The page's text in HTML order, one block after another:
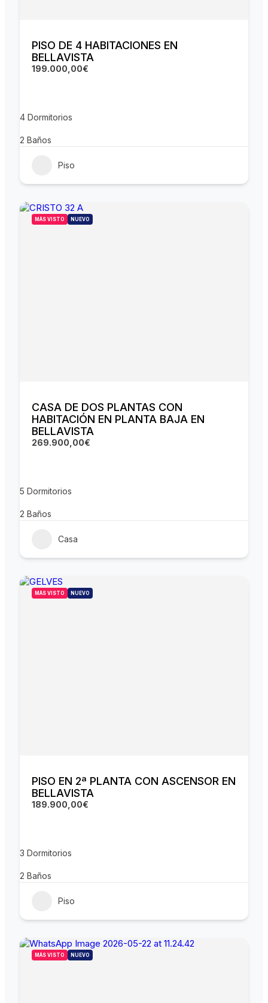
PISO DE 4 HABITACIONES EN
BELLAVISTA
199.000,00€
4 Dormitorios
2 Baños
Piso
MÁS VISTO NUEVO
CASA DE DOS PLANTAS CON
HABITACIÓN EN PLANTA BAJA EN
BELLAVISTA
269.900,00€
5 Dormitorios
2 Baños
Casa
MÁS VISTO NUEVO
PISO EN 2ª PLANTA CON ASCENSOR EN
BELLAVISTA
189.900,00€
3 Dormitorios
2 Baños
Piso
MÁS VISTO NUEVO